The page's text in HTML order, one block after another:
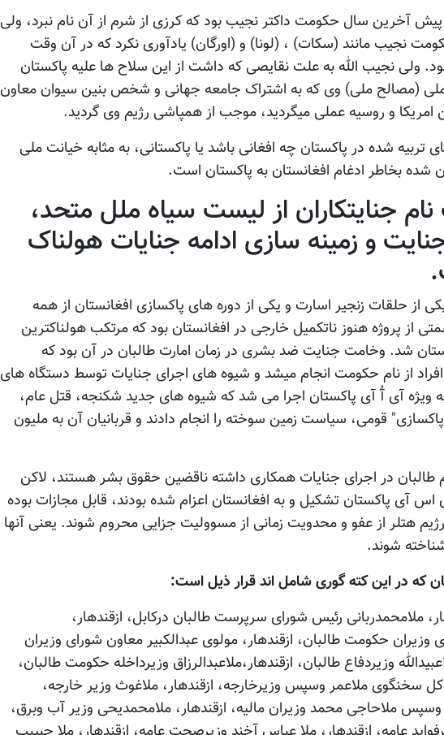
آخرین سال حکومت داکتر نجیب بود که کرزی از شرم از آن نام نبرد، ولی
نجیب مانند (سکات) ، (لونا) و (اورگان) یادآوری نکرد که در آن وقت
بود. ولی نجیب الله به علت نقایصی که داشت از این سلاح ها علیه پاکستان
ملی (مصالح ملی) وی که به اشتراک جامعه جهانی و شخص بنین سیوان معاون
و روسیه عملی میگردید، موجب از همپاشی رژیم وی گردید.
تربیه شده در پاکستان چه افغانی باشد یا پاکستانی، به مثابه خیانت ملی
شده بخاطر ادغام افغانستان به پاکستان است.
جنایتکاران از لیست سیاه ملل متحد،
و زمینه سازی ادامه جنایات هولناک
از حلقات زنجیر اسارت و یکی از دوره های پاکسازی افغانستان از همه
از پروژه هنوز ناتکمیل خارجی در افغانستان بود که مرتکب هولناکترین
شد. وخامت جنایت ضد بشری در زمان امارت طالبان در آن بود که
از نام حکومت انجام میشد و شیوه های اجرای جنایات توسط دستگاه های
ویژه آی آُ آی پاکستان اجرا می شد که شیوه های جدید شکنجه، قتل عام،
قومی، سیاست زمین سوخته را انجام دادند و قربانیان آن به ملیون
طالبان در اجرای جنایات همکاری داشته ناقضین حقوق بشر هستند، لاکن
آی پاکستان تشکیل و به افغانستان اعزام شده بودند، قابل مجازات بوده
هتلر از عفو و محدویت زمانی از مسوولیت جزایی محروم شوند. یعنی آنها
شوند.
که در این کته گوری شامل اند قرار ذیل است:
ملامحمدربانی رئیس شورای سرپرست طالبان درکابل، ازقندهار،
حکومت طالبان، ازقندهار، مولوی عبدالکبیر معاون شورای وزیران
وزیردفاع طالبان، ازقندهار،ملاعبدالرزاق وزیرداخله حکومت طالبان،
سخنگوی ملاعمر وسپس وزیرخارجه، ازقندهار، ملاغوث وزیر خارجه،
وسپس ملاحاجی محمد وزیران مالیه، ازقندهار، ملامحمدیحی وزیر آب وبرق،